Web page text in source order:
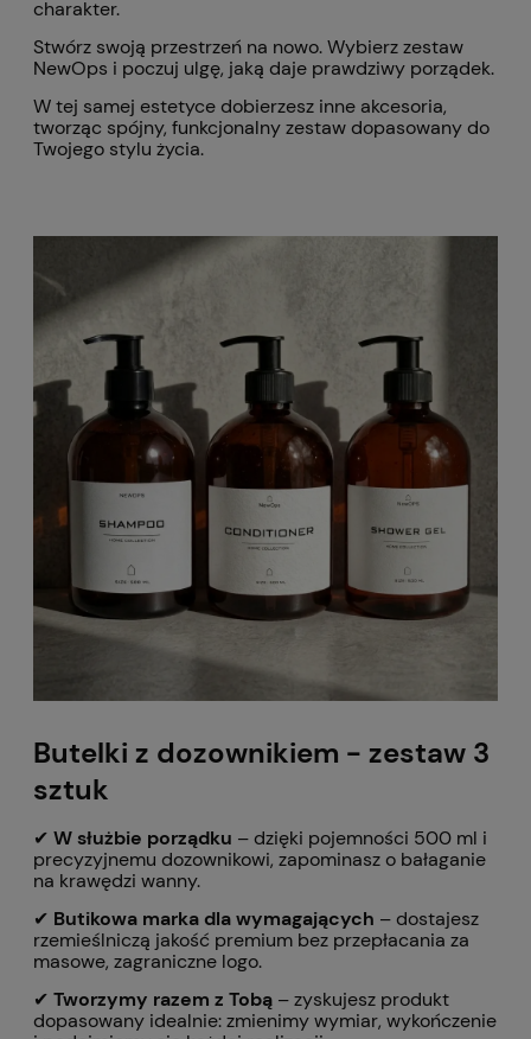
charakter.
Stwórz swoją przestrzeń na nowo. Wybierz zestaw
NewOps i poczuj ulgę, jaką daje prawdziwy porządek.
W tej samej estetyce dobierzesz inne akcesoria,
tworząc spójny, funkcjonalny zestaw dopasowany do
Twojego stylu życia.
Butelki z dozownikiem - zestaw 3
sztuk
✔ W służbie porządku – dzięki pojemności 500 ml i
precyzyjnemu dozownikowi, zapominasz o bałaganie
na krawędzi wanny.
✔ Butikowa marka dla wymagających – dostajesz
rzemieślniczą jakość premium bez przepłacania za
masowe, zagraniczne logo.
✔ Tworzymy razem z Tobą – zyskujesz produkt
dopasowany idealnie: zmienimy wymiar, wykończenie